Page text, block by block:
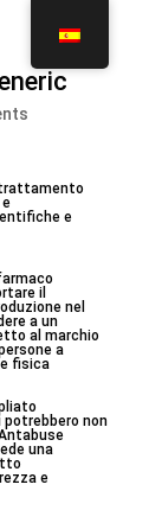
e
il
nel
a un
al marchio
a
fisica
non
una
e